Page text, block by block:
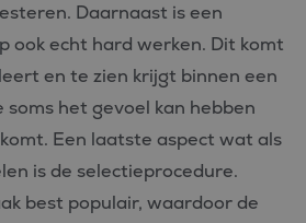
Daarnaast is een
ook echt hard werken. Dit komt
en te zien krijgt binnen een
het gevoel kan hebben
Een laatste aspect wat als
is de selectieprocedure.
best populair, waardoor de